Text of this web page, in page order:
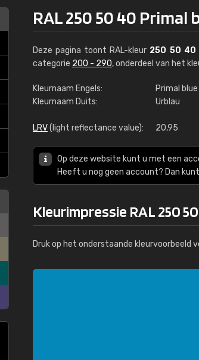
RAL 250 50 40 Primal
Deze pagina toont RAL-kleur 250 50 40
categorie 200 - 290, onderdeel van het
Kleurnaam Engels:
Primal blue
Kleurnaam Duits:
Urblau
LRV(light reflectance value): 20,95
Op deze website kunt u met een
Heeft u nog geen account? Dan
Kleurimpressie RAL 250
Druk op het onderstaande kleurvoorbeeld